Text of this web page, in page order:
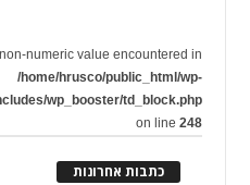
non-numeric value encountered in
/home/hrusco/public_html/wp-
wp_booster/td_block.php
on line248
כתבות אחרונות